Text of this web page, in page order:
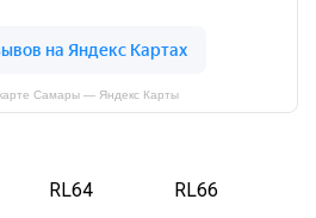
Самары — Яндекс Карты
RL64 RL66